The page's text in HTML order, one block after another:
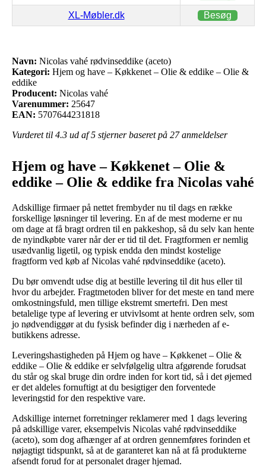
XL-Møbler.dk Besøg
Navn: Nicolas vahé rødvinseddike (aceto)
Kategori: Hjem og have – Køkkenet – Olie & eddike – Olie &
eddike
Producent: Nicolas vahé
Varenummer: 25647
EAN: 5707644231818
Vurderet til 4.3 ud af 5 stjerner baseret på 27anmeldelser
Hjem og have – Køkkenet – Olie &
eddike – Olie & eddike fra Nicolas vahé
Adskillige firmaer på nettet frembyder nu til dags en række
forskellige løsninger til levering. En af de mest moderne er nu
om dage at få bragt ordren til en pakkeshop, så du selv kan hente
de nyindkøbte varer når der er tid til det. Fragtformen er nemlig
usædvanlig ligetil, og typisk endda den mindst kostelige
fragtform ved køb af Nicolas vahé rødvinseddike (aceto).
Du bør omvendt udse dig at bestille levering til dit hus eller til
hvor du arbejder. Fragtmetoden bliver for det meste en tand mere
omkostningsfuld, men tillige ekstremt smertefri. Den mest
betalelige type af levering er utvivlsomt at hente ordren selv, som
jo nødvendiggør at du fysisk befinder dig i nærheden af e-
butikkens adresse.
Leveringshastigheden på Hjem og have – Køkkenet – Olie &
eddike – Olie & eddike er selvfølgelig ultra afgørende forudsat
du står og skal bruge din ordre inden for kort tid, så i det øjemed
er det aldeles fornuftigt at du besigtiger den forventede
leveringstid for den respektive vare.
Adskillige internet forretninger reklamerer med 1 dags levering
på adskillige varer, eksempelvis Nicolas vahé rødvinseddike
(aceto), som dog afhænger af at ordren gennemføres forinden et
nøjagtigt tidspunkt, så at de garanteret kan nå at få produkterne
afsendt forud for at personalet drager hjemad.